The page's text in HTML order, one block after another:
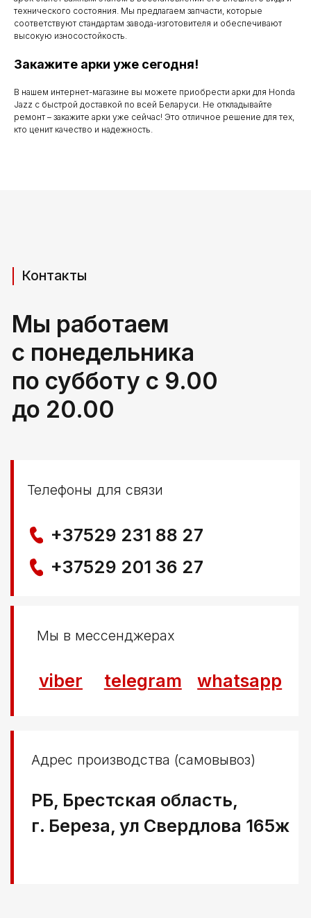
технического состояния. Мы предлагаем запчасти, которые
соответствуют стандартам завода-изготовителя и обеспечивают
высокую износостойкость.
Закажите арки уже сегодня!
В нашем интернет-магазине вы можете приобрести арки для Honda
Jazz с быстрой доставкой по всей Беларуси. Не откладывайте
ремонт – закажите арки уже сейчас! Это отличное решение для тех,
кто ценит качество и надежность.
Свидетельство выдано Березовским районным
исполнительным комитетом 29.04.2025
Создание сайта Nastya Gurpa
+37529 231 88 27
+37529 201 36 27
Адрес производства (самовывоз)
г. Береза, ул Свердлова 165ж
до 20.00